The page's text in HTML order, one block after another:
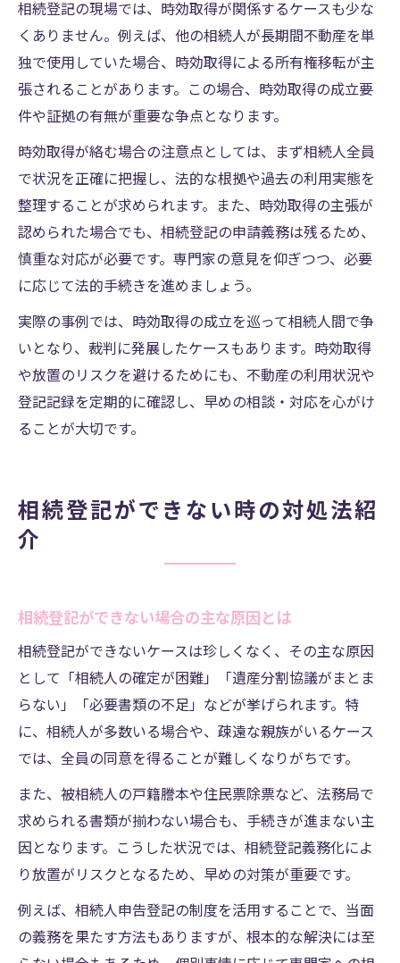
相続登記の現場では、時効取得が関係するケースも少な
くありません。例えば、他の相続人が長期間不動産を単
独で使用していた場合、時効取得による所有権移転が主
張されることがあります。この場合、時効取得の成立要
件や証拠の有無が重要な争点となります。
時効取得が絡む場合の注意点としては、まず相続人全員
で状況を正確に把握し、法的な根拠や過去の利用実態を
整理することが求められます。また、時効取得の主張が
認められた場合でも、相続登記の申請義務は残るため、
慎重な対応が必要です。専門家の意見を仰ぎつつ、必要
に応じて法的手続きを進めましょう。
実際の事例では、時効取得の成立を巡って相続人間で争
いとなり、裁判に発展したケースもあります。時効取得
や放置のリスクを避けるためにも、不動産の利用状況や
登記記録を定期的に確認し、早めの相談・対応を心がけ
ることが大切です。
相続登記ができない時の対処法紹
介
相続登記ができない場合の主な原因とは
相続登記ができないケースは珍しくなく、その主な原因
として「相続人の確定が困難」「遺産分割協議がまとま
らない」「必要書類の不足」などが挙げられます。特
に、相続人が多数いる場合や、疎遠な親族がいるケース
では、全員の同意を得ることが難しくなりがちです。
また、被相続人の戸籍謄本や住民票除票など、法務局で
求められる書類が揃わない場合も、手続きが進まない主
因となります。こうした状況では、相続登記義務化によ
り放置がリスクとなるため、早めの対策が重要です。
例えば、相続人申告登記の制度を活用することで、当面
の義務を果たす方法もありますが、根本的な解決には至